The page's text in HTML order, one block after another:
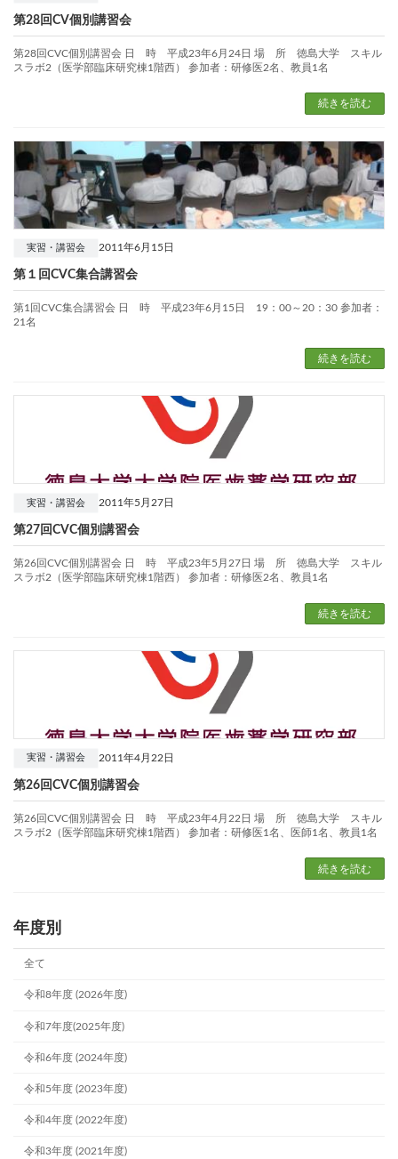
第28回CV個別講習会
第28回CVC個別講習会 日 時 平成23年6月24日 場 所 徳島大学 スキル
スラボ2（医学部臨床研究棟1階西） 参加者：研修医2名、教員1名
続きを読む
2011年6月15日
実習・講習会
第１回CVC集合講習会
第1回CVC集合講習会 日 時 平成23年6月15日 19：00～20：30 参加者：
21名
続きを読む
2011年5月27日
実習・講習会
第27回CVC個別講習会
第26回CVC個別講習会 日 時 平成23年5月27日 場 所 徳島大学 スキル
スラボ2（医学部臨床研究棟1階西） 参加者：研修医2名、教員1名
続きを読む
2011年4月22日
実習・講習会
第26回CVC個別講習会
第26回CVC個別講習会 日 時 平成23年4月22日 場 所 徳島大学 スキル
スラボ2（医学部臨床研究棟1階西） 参加者：研修医1名、医師1名、教員1名
続きを読む
年度別
全て
令和8年度 (2026年度)
令和7年度(2025年度)
令和6年度 (2024年度)
令和5年度 (2023年度)
令和4年度 (2022年度)
令和3年度 (2021年度)